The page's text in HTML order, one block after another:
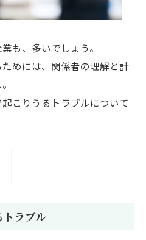
も、多いでしょう。
めには、関係者の理解と計
こりうるトラブルについて
ラブル